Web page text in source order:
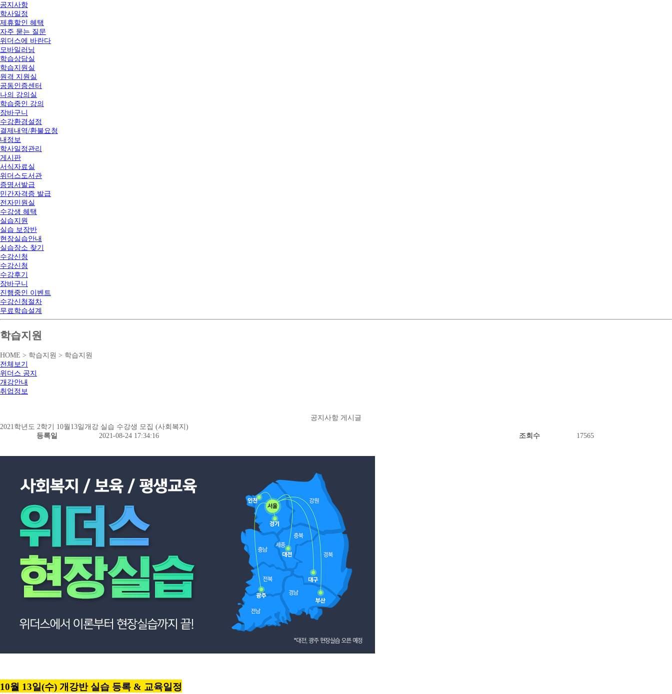
공지사항
학사일정
제휴할인 혜택
자주 묻는 질문
위더스에 바란다
모바일러닝
학습상담실
학습지원실
원격 지원실
공동인증센터
나의 강의실
학습중인 강의
장바구니
수강환경설정
결제내역/환불요청
내정보
학사일정관리
게시판
서식자료실
위더스도서관
증명서발급
민간자격증 발급
전자민원실
수강생 혜택
실습지원
실습 보장반
현장실습안내
실습장소 찾기
수강신청
수강신청
수강후기
장바구니
진행중인 이벤트
수강신청절차
무료학습설계
학습지원
HOME > 학습지원 > 학습지원
전체보기
위더스 공지
개강안내
취업정보
공지사항 게시글
2021학년도 2학기 10월13일개강 실습 수강생 모집 (사회복지)
등록일
2021-08-24 17:34:16 조회수 17565
10월 13일(수) 개강반 실습 등록 & 교육일정